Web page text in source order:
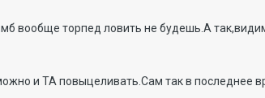
вообще торпед ловить не будешь.А
и ТА повыцеливать.Сам так в последнее